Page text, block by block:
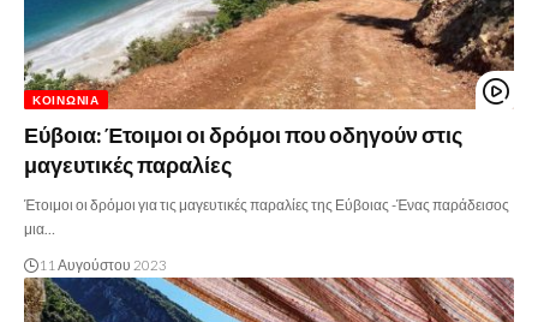
ΚΟΙΝΩΝΊΑ
Εύβοια: Έτοιμοι οι δρόμοι που οδηγούν στις
μαγευτικές παραλίες
Έτοιμοι οι δρόμοι για τις μαγευτικές παραλίες της Εύβοιας -Ένας παράδεισος
μια…
11 Αυγούστου 2023